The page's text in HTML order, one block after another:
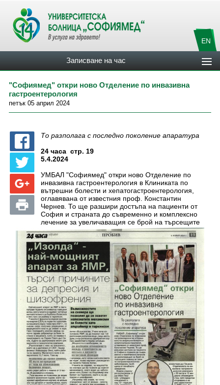
EN
Записване на час
"Софиямед" откри ново Отделение по инвазивна
гастроентерология
петък 05 април 2024
То разполага с последно поколение апаратура
24 часа стр. 19
5.4.2024
УМБАЛ "Софиямед" откри ново Отделение по
инвазивна гастроентерология в Клиниката по
вътрешни болести и хепатогастроентерология,
оглавявана от известния проф. Константин
Чернев. То ще разшири достъпа на пациенти от
София и страната до съвременно и комплексно
лечение за увеличаващия се брой на търсещите